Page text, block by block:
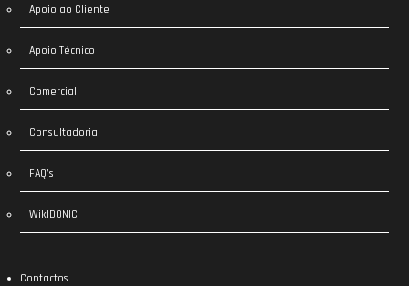
Apoio ao Cliente
Apoio Técnico
Comercial
Consultadoria
FAQ’s
WikIDONIC
Contactos